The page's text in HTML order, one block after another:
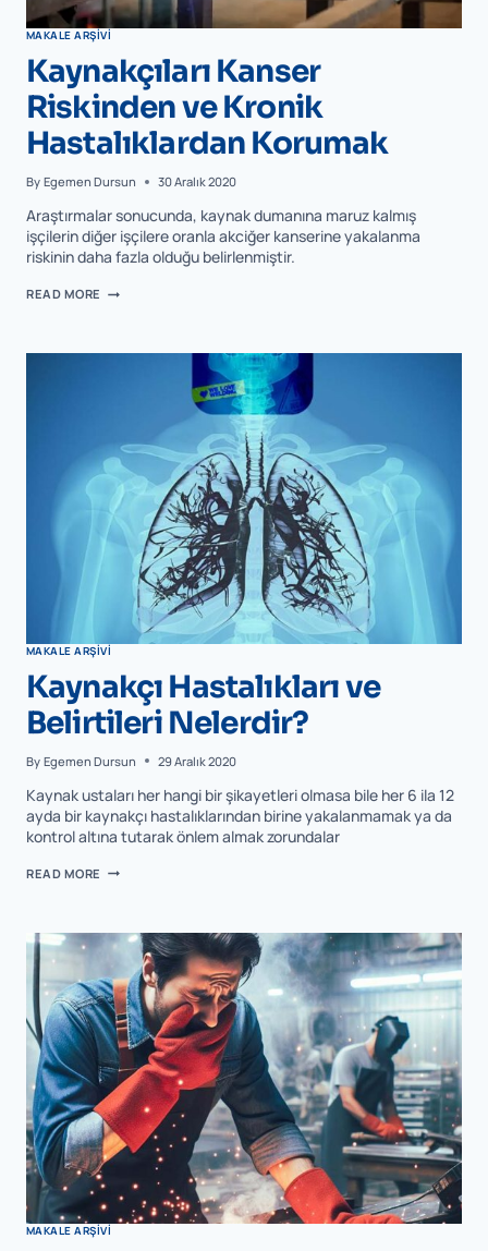
MAKALE ARŞIVI
Kaynakçıları Kanser
Riskinden ve Kronik
Hastalıklardan Korumak
By Egemen Dursun 30 Aralık 2020
Araştırmalar sonucunda, kaynak dumanına maruz kalmış
işçilerin diğer işçilere oranla akciğer kanserine yakalanma
riskinin daha fazla olduğu belirlenmiştir.
READ MORE
MAKALE ARŞIVI
Kaynakçı Hastalıkları ve
Belirtileri Nelerdir?
By Egemen Dursun 29 Aralık 2020
Kaynak ustaları her hangi bir şikayetleri olmasa bile her 6 ila 12
ayda bir kaynakçı hastalıklarından birine yakalanmamak ya da
kontrol altına tutarak önlem almak zorundalar
READ MORE
MAKALE ARŞIVI